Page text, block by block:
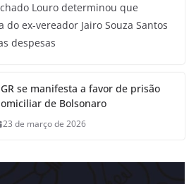
Louro determinou que
do ex-vereador Jairo Souza Santos
despesas
se manifesta a favor de prisão
de Bolsonaro
23 de março de 2026